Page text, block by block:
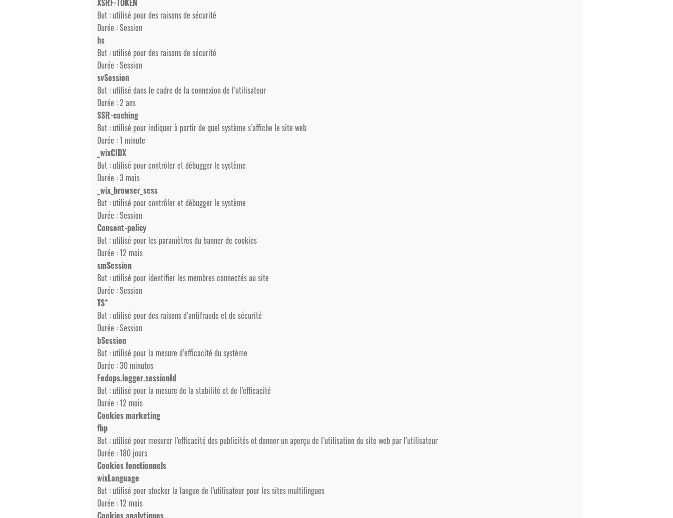
XSRF-TOKEN
But : utilisé pour des raisons de sécurité
Durée : Session
hs
But : utilisé pour des raisons de sécurité
Durée : Session
svSession
But : utilisé dans le cadre de la connexion de l’utilisateur
Durée : 2 ans
SSR-caching
But : utilisé pour indiquer à partir de quel système s’affiche le site web
Durée : 1 minute
_wixCIDX
But : utilisé pour contrôler et débugger le système
Durée : 3 mois
_wix_browser_sess
But : utilisé pour contrôler et débugger le système
Durée : Session
Consent-policy
But : utilisé pour les paramètres du banner de cookies
Durée : 12 mois
smSession
But : utilisé pour identifier les membres connectés au site
Durée : Session
TS*
But : utilisé pour des raisons d’antifraude et de sécurité
Durée : Session
bSession
But : utilisé pour la mesure d’efficacité du système
Durée : 30 minutes
Fedops.logger.sessionId
But : utilisé pour la mesure de la stabilité et de l’efficacité
Durée : 12 mois
Cookies marketing
fbp
But : utilisé pour mesurer l’efficacité des publicités et donner un aperçu de l’utilisation du site web par l’utilisateur
Durée : 180 jours
Cookies fonctionnels
wixLanguage
But : utilisé pour stocker la langue de l’utilisateur pour les sites multilingues
Durée : 12 mois
Cookies analytiques